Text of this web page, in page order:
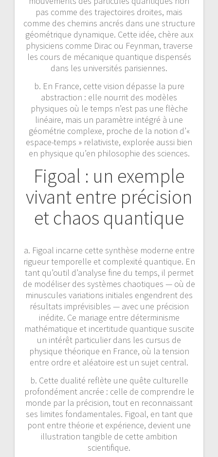
pas comme des trajectoires droites, mais
comme des chemins ancrés dans une structure
géométrique dynamique. Cette idée, chère aux
physiciens comme Dirac ou Feynman, traverse
les cours de mécanique quantique dispensés
dans les universités parisiennes.
b. En France, cette vision dépasse la pure
abstraction : elle nourrit des modèles
physiques où le temps n’est pas une flèche
linéaire, mais un paramètre intégré à une
géométrie complexe, proche de la notion d’«
espace-temps » relativiste, explorée aussi bien
en physique qu’en philosophie des sciences.
Figoal : un exemple
vivant entre précision
et chaos quantique
a. Figoal incarne cette synthèse moderne entre
rigueur temporelle et complexité quantique. En
tant qu’outil d’analyse fine du temps, il permet
de modéliser des systèmes chaotiques — où de
minuscules variations initiales engendrent des
résultats imprévisibles — avec une précision
inédite. Ce mariage entre déterminisme
mathématique et incertitude quantique suscite
un intérêt particulier dans les cursus de
physique théorique en France, où la tension
entre ordre et aléatoire est un sujet central.
b. Cette dualité reflète une quête culturelle
profondément ancrée : celle de comprendre le
monde par la précision, tout en reconnaissant
ses limites fondamentales. Figoal, en tant que
pont entre théorie et expérience, devient une
illustration tangible de cette ambition
scientifique.